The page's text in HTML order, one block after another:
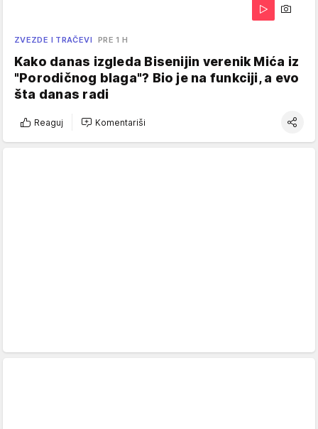
ZVEZDE I TRAČEVI PRE 1 H
Kako danas izgleda Bisenijin verenik Mića iz
"Porodičnog blaga"? Bio je na funkciji, a evo
šta danas radi
Reaguj Komentariši